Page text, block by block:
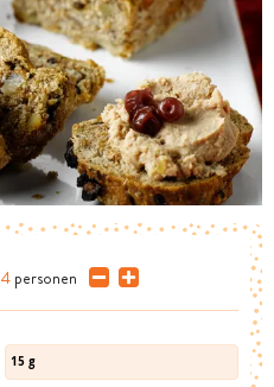
4 personen
15 g